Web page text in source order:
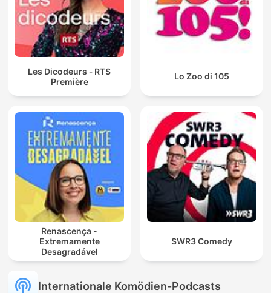
Les Dicodeurs ‐ RTS
Première
Lo Zoo di 105
Renascença -
Extremamente
Desagradável
SWR3 Comedy
Internationale Komödien-Podcasts